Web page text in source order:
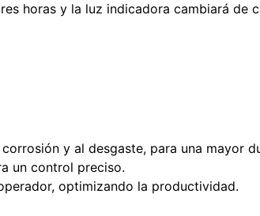
horas y la luz indicadora cambiará de
y al desgaste, para una mayor
un control preciso.
optimizando la productividad.